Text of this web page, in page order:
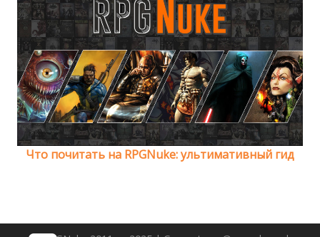
Что почитать на RPGNuke: ультимативный гид